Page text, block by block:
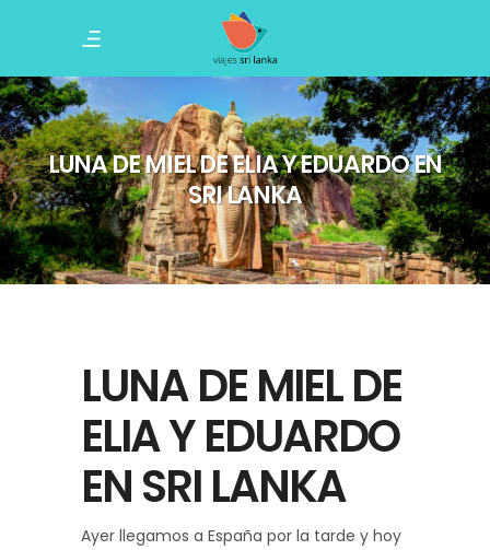
LUNA DE MIEL DE ELIA Y EDUARDO EN
SRI LANKA
LUNA DE MIEL DE
ELIA Y EDUARDO
EN SRI LANKA
Ayer llegamos a España por la tarde y hoy